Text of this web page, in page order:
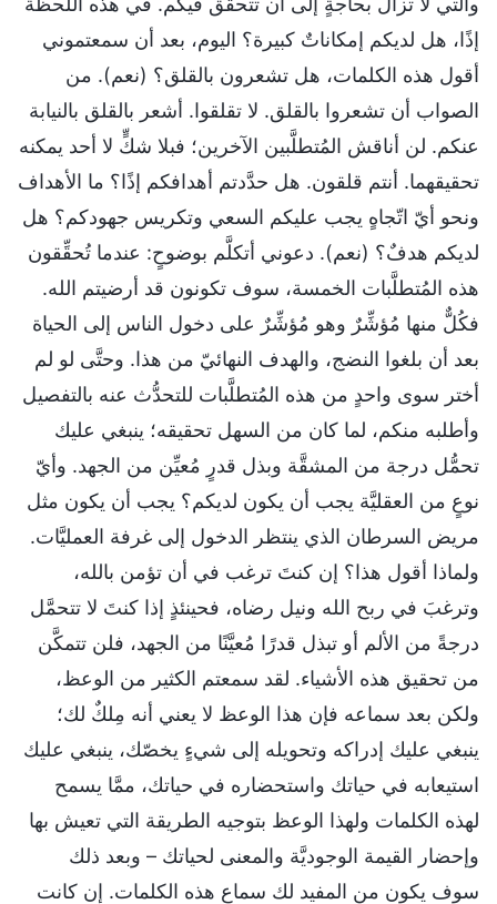
إذًا، هل لديكم إمكاناتٌ كبيرة؟ اليوم، بعد أن سمعتموني
أقول هذه الكلمات، هل تشعرون بالقلق؟ (نعم). من
الصواب أن تشعروا بالقلق. لا تقلقوا. أشعر بالقلق بالنيابة
عنكم. لن أناقش المُتطلَّبين الآخرين؛ فبلا شكٍّ لا أحد يمكنه
تحقيقهما. أنتم قلقون. هل حدَّدتم أهدافكم إذًا؟ ما الأهداف
ونحو أيّ اتّجاهٍ يجب عليكم السعي وتكريس جهودكم؟ هل
لديكم هدفٌ؟ (نعم). دعوني أتكلَّم بوضوحٍ: عندما تُحقِّقون
هذه المُتطلَّبات الخمسة، سوف تكونون قد أرضيتم الله.
فكُلٌّ منها مُؤشِّرٌ وهو مُؤشِّرٌ على دخول الناس إلى الحياة
بعد أن بلغوا النضج، والهدف النهائيّ من هذا. وحتَّى لو لم
أختر سوى واحدٍ من هذه المُتطلَّبات للتحدُّث عنه بالتفصيل
وأطلبه منكم، لما كان من السهل تحقيقه؛ ينبغي عليك
تحمُّل درجة من المشقَّة وبذل قدرٍ مُعيِّن من الجهد. وأيّ
نوعٍ من العقليَّة يجب أن يكون لديكم؟ يجب أن يكون مثل
مريض السرطان الذي ينتظر الدخول إلى غرفة العمليَّات.
ولماذا أقول هذا؟ إن كنتَ ترغب في أن تؤمن بالله،
وترغبَ في ربح الله ونيل رضاه، فحينئذٍ إذا كنتَ لا تتحمَّل
درجةً من الألم أو تبذل قدرًا مُعيَّنًا من الجهد، فلن تتمكَّن
من تحقيق هذه الأشياء. لقد سمعتم الكثير من الوعظ،
ولكن بعد سماعه فإن هذا الوعظ لا يعني أنه مِلكٌ لك؛
ينبغي عليك إدراكه وتحويله إلى شيءٍ يخصّك، ينبغي عليك
استيعابه في حياتك واستحضاره في حياتك، ممَّا يسمح
لهذه الكلمات ولهذا الوعظ بتوجيه الطريقة التي تعيش بها
وإحضار القيمة الوجوديَّة والمعنى لحياتك – وبعد ذلك
سوف يكون من المفيد لك سماع هذه الكلمات. إن كانت